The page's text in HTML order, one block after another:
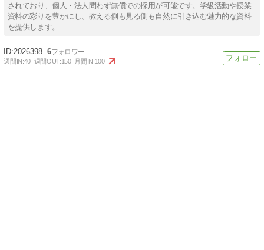
されており、個人・法人問わず無償での採用が可能です。学級活動や授業
資料の彩りを豊かにし、教える側も見る側も自然に引き込む魅力的な資料
を提供します。
2026398 6
週間IN:40 週間OUT:150 月間IN:100